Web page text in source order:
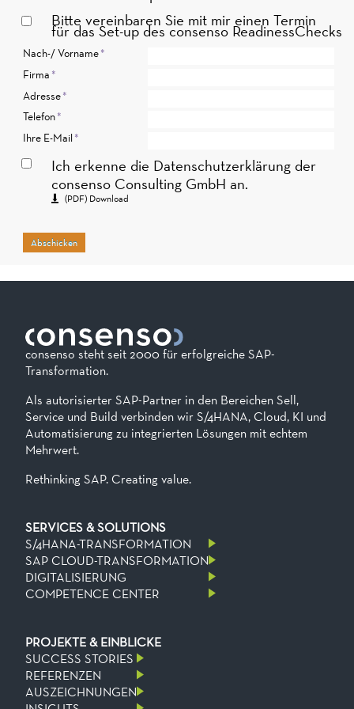
Bitte vereinbaren Sie mit mir einen Termin
für das Set-up des consenso ReadinessChecks
Pflichtfeld
Nach-/ Vorname*
Pflichtfeld
Firma *
Pflichtfeld
Adresse*
Pflichtfeld
Telefon*
Pflichtfeld
Ihre E-Mail*
Ich erkenne die Datenschutzerklärung der
consenso Consulting GmbH an.
(PDF) Download
Abschicken
consenso steht seit 2000 für erfolgreiche SAP-
Transformation.
Als autorisierter SAP-Partner in den Bereichen Sell,
Service und Build verbinden wir S/4HANA, Cloud, KI und
Automatisierung zu integrierten Lösungen mit echtem
Mehrwert.
Rethinking SAP. Creating value.
SERVICES & SOLUTIONS
S/4HANA-TRANSFORMATION
SAP CLOUD-TRANSFORMATION
DIGITALISIERUNG
COMPETENCE CENTER
PROJEKTE & EINBLICKE
SUCCESS STORIES
REFERENZEN
AUSZEICHNUNGEN